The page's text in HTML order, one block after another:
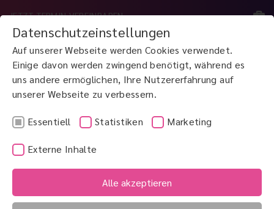
Datenschutzeinstellungen
Auf unserer Webseite werden Cookies verwendet.
Einige davon werden zwingend benötigt, während es
uns andere ermöglichen, Ihre Nutzererfahrung auf
unserer Webseite zu verbessern.
Essentiell Statistiken Marketing
Externe Inhalte
Alle akzeptieren
JETZT TERMIN VEREINBAREN
JETZT ANRUFEN0800 3 100 900
Kinder-Sehschule Kolobom
Kinderuntersuchung